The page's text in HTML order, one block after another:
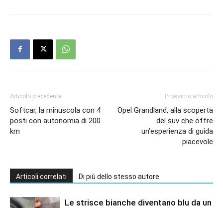
Articolo precedente
Softcar, la minuscola con 4
posti con autonomia di 200
km
Prossimo articolo
Opel Grandland, alla scoperta
del suv che offre
un’esperienza di guida
piacevole
Articoli correlati Di più dello stesso autore
Le strisce bianche diventano blu da un